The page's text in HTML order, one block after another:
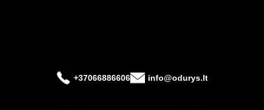
+37066886606 info@odurys.lt